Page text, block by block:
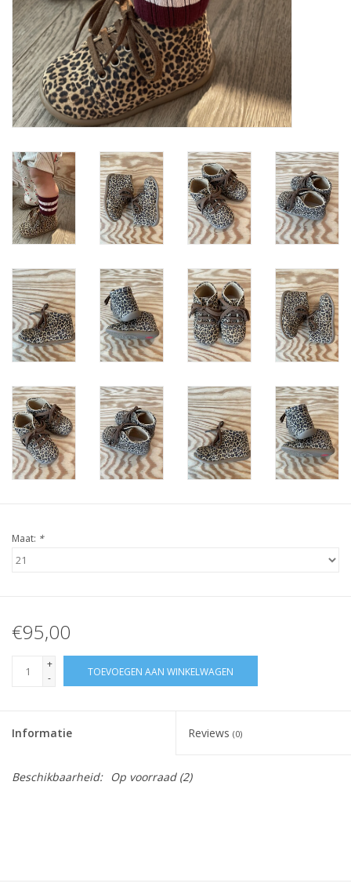
#MYCLIENTSARETHECUTEST
Maat: *
€95,00
+
-
TOEVOEGEN AAN WINKELWAGEN
Informatie Reviews (0)
Beschikbaarheid: Op voorraad(2)